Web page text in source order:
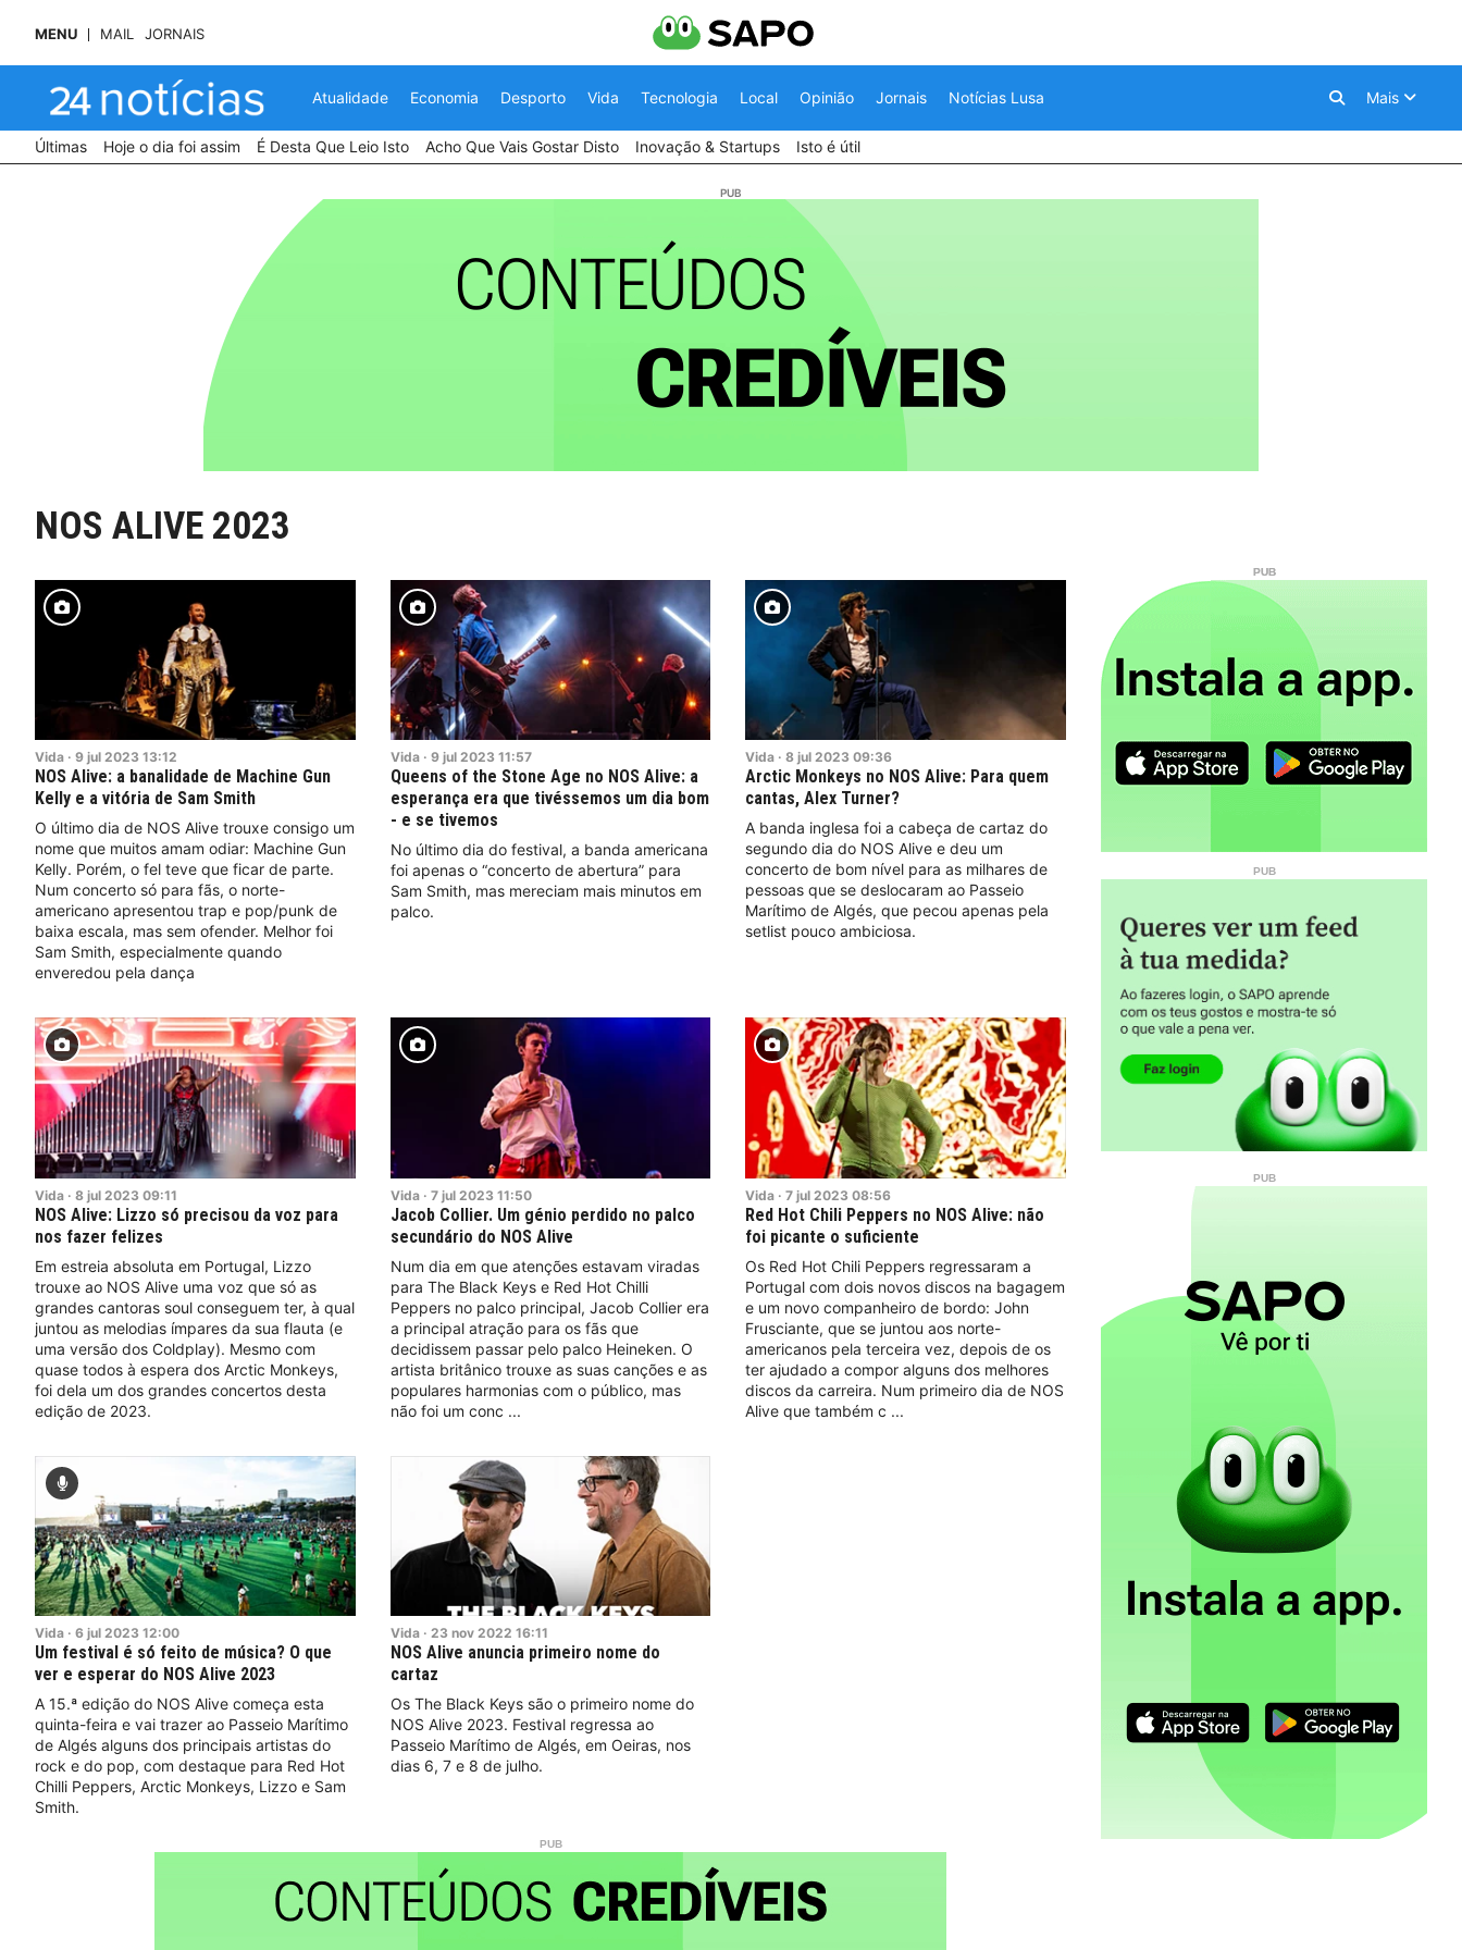
MENU MAIL JORNAIS
Atualidade Economia Desporto Vida Tecnologia Local Opinião Jornais Notícias Lusa Mais
Últimas Hoje o dia foi assim É Desta Que Leio Isto Acho Que Vais Gostar Disto Inovação & Startups Isto é útil
NOS ALIVE 2023
Vida · 9 jul 2023 13:12
NOS Alive: a banalidade de Machine Gun
Kelly e a vitória de Sam Smith
O último dia de NOS Alive trouxe consigo um
nome que muitos amam odiar: Machine Gun
Kelly. Porém, o fel teve que ficar de parte.
Num concerto só para fãs, o norte-
americano apresentou trap e pop/punk de
baixa escala, mas sem ofender. Melhor foi
Sam Smith, especialmente quando
enveredou pela dança
Vida · 9 jul 2023 11:57
Queens of the Stone Age no NOS Alive: a
esperança era que tivéssemos um dia bom
- e se tivemos
No último dia do festival, a banda americana
foi apenas o “concerto de abertura” para
Sam Smith, mas mereciam mais minutos em
palco.
Vida · 8 jul 2023 09:36
Arctic Monkeys no NOS Alive: Para quem
cantas, Alex Turner?
A banda inglesa foi a cabeça de cartaz do
segundo dia do NOS Alive e deu um
concerto de bom nível para as milhares de
pessoas que se deslocaram ao Passeio
Marítimo de Algés, que pecou apenas pela
setlist pouco ambiciosa.
Vida · 8 jul 2023 09:11
NOS Alive: Lizzo só precisou da voz para
nos fazer felizes
Em estreia absoluta em Portugal, Lizzo
trouxe ao NOS Alive uma voz que só as
grandes cantoras soul conseguem ter, à qual
juntou as melodias ímpares da sua flauta (e
uma versão dos Coldplay). Mesmo com
quase todos à espera dos Arctic Monkeys,
foi dela um dos grandes concertos desta
edição de 2023.
Vida · 7 jul 2023 11:50
Jacob Collier. Um génio perdido no palco
secundário do NOS Alive
Num dia em que atenções estavam viradas
para The Black Keys e Red Hot Chilli
Peppers no palco principal, Jacob Collier era
a principal atração para os fãs que
decidissem passar pelo palco Heineken. O
artista britânico trouxe as suas canções e as
populares harmonias com o público, mas
não foi um conc
Vida · 7 jul 2023 08:56
Red Hot Chili Peppers no NOS Alive: não
foi picante o suficiente
Os Red Hot Chili Peppers regressaram a
Portugal com dois novos discos na bagagem
e um novo companheiro de bordo: John
Frusciante, que se juntou aos norte-
americanos pela terceira vez, depois de os
ter ajudado a compor alguns dos melhores
discos da carreira. Num primeiro dia de NOS
Alive que também c
Vida · 6 jul 2023 12:00
Um festival é só feito de música? O que
ver e esperar do NOS Alive 2023
A 15.ª edição do NOS Alive começa esta
quinta-feira e vai trazer ao Passeio Marítimo
de Algés alguns dos principais artistas do
rock e do pop, com destaque para Red Hot
Chilli Peppers, Arctic Monkeys, Lizzo e Sam
Smith.
Vida · 23 nov 2022 16:11
NOS Alive anuncia primeiro nome do
cartaz
Os The Black Keys são o primeiro nome do
NOS Alive 2023. Festival regressa ao
Passeio Marítimo de Algés, em Oeiras, nos
dias 6, 7 e 8 de julho.